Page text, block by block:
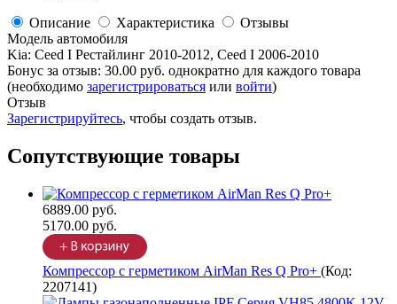
Описание Характеристика
Отзывы
Модель автомобиля
Kia: Ceed I Рестайлинг 2010-2012, Ceed I 2006-2010
Бонус за отзыв: 30.00 руб. однократно для каждого товара
(необходимо зарегистрироваться или войти)
Отзыв
Зарегистрируйтесь, чтобы создать отзыв.
Сопутствующие товары
6889.00 руб.
5170.00 руб.
Компрессор с герметиком AirMan Res Q Pro+ (Код:
2207141)